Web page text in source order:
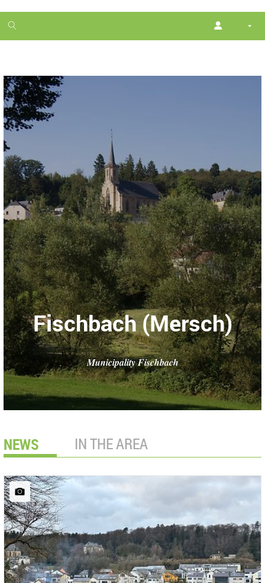
1
month
Fischbach (Mersch)
Municipality Fischbach
NEWS IN THE AREA